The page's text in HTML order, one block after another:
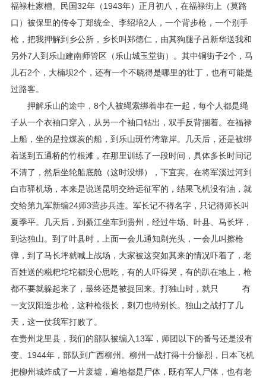
福禄杜家槽。民国32年（1943年）正月初八，在福禄街上（莫路
口）被保里的传令丁郑统全、李绍培2人，一个背步枪，一个别手
枪，把我押解到乡公所，乡长叫郑德仁，由其狗腿子吕新华送我和
另外7人到乐山建南师管区（乐山城玉堂街）。其中铜街子2个，马
儿石2个，大楠坝2个，还有一个不晓得是哪里的壮丁，也有可能是
过路客。
押解乐山的途中，8个人被绳索绑着串在一起，每个人都是绳
子从一个衣袖口穿入，从另一个袖口钻出，双手反背捆着。在福禄
上船，坐的是拉煤炭的船，到乐山斑竹湾靠岸。几天后，还是被绑
着送到五通桥的竹根滩，在那里训练了一段时间，具体多长时间记
不清了，然后坐轮船底舱（这时没绑），下宜宾。在将军溪过河到
白市驿机场，本来是说送昆明交给远征军的，结果飞机没有油，就
交给第九军新编24师3营步兵连。军长记不得名字，只记得师长叫
夏季平。几天后，到綦江坐车到贵州，经过牛场、叶县、马长坪，
到达独山。到了叶县时，上面一会儿通知剃光头，一会儿叫擦枪
弹，到了马长坪就喊上战场，大家被这突如其来的情况吓着了，老
百姓送的糍粑坨坨都没心思吃，有的人吓得哭，有的趴在地上，枪
都不要就躲起来了，最终还是被捉回来。打独山时，就只 有
一支汉阳造步枪，这种枪很长，刺刀也特别长。独山之战打了几
天，这一仗我军打败了。
在贵州龙里县，我们的部队被编入13军，师团以下的番号还是没有
变。1944年，部队到广西柳州。柳州一战打得十分惨烈，日本飞机
把柳州城炸成了一片废墟，遍地都是尸体，既有军人尸体，也有老